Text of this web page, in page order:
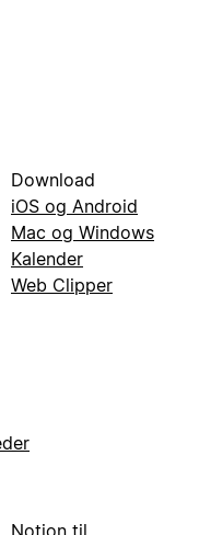
Download
iOS og Android
Mac og Windows
Kalender
Web Clipper